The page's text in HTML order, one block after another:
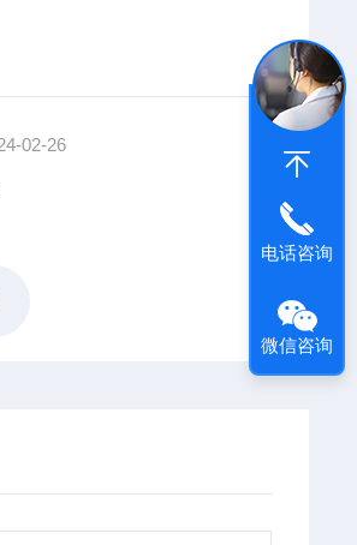
合，从而提供佳的船底视角
02-26
电话咨询
微信咨询